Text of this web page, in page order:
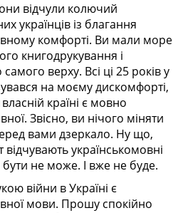
відчули колючий
українців із благання
комфорті. Ви мали море
книгодрукування і
верху. Всі ці 25 років у
на моєму дискомфорті,
країні є мовно
Звісно, ви нічого міняти
вами дзеркало. Ну що,
українськомовні
бути не може. І вже не буде.
війни в Україні є
мови. Прошу спокійно